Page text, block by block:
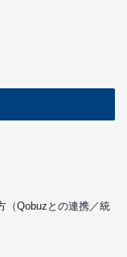
（Qobuzとの連携／統